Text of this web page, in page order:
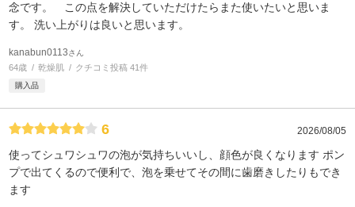
念です。 この点を解決していただけたらまた使いたいと思いま
す。 洗い上がりは良いと思います。
kanabun0113さん
64歳 乾燥肌 クチコミ投稿 41件
購入品
6 2026/08/05
使ってシュワシュワの泡が気持ちいいし、顔色が良くなります ポン
プで出てくるので便利で、泡を乗せてその間に歯磨きしたりもでき
ます